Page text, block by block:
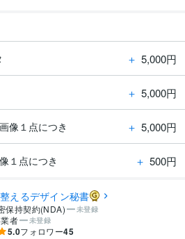
＋ 5,000円
＋ 5,000円
像１点につき ＋ 5,000円
１点につき ＋ 500円
えるデザイン秘書
保持契約(NDA) 未登録
者 未登録
5.0フォロワー45